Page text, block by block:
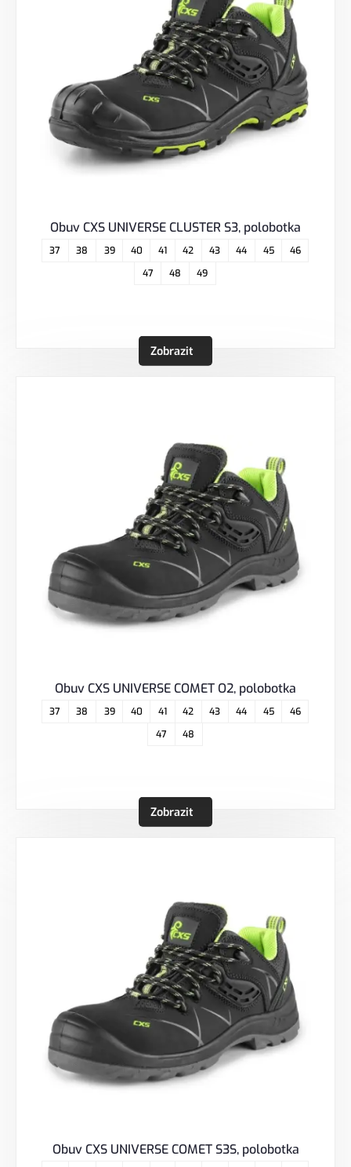
Obuv CXS UNIVERSE CLUSTER S3, polobotka
37 38 39 40 41 42 43 44 45
46
47
48 49
Zobrazit
Obuv CXS UNIVERSE COMET O2, polobotka
37 38 39 40 41 42 43 44 45
46
47
48
Zobrazit
Obuv CXS UNIVERSE COMET S3S, polobotka